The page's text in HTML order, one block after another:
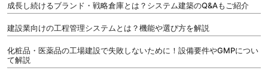
成長し続けるブランド・戦略倉庫とは？システム建築のQ&Aもご紹介
建設業向けの工程管理システムとは？機能や選び方を解説
化粧品・医薬品の工場建設で失敗しないために！設備要件やGMPについ
て解説